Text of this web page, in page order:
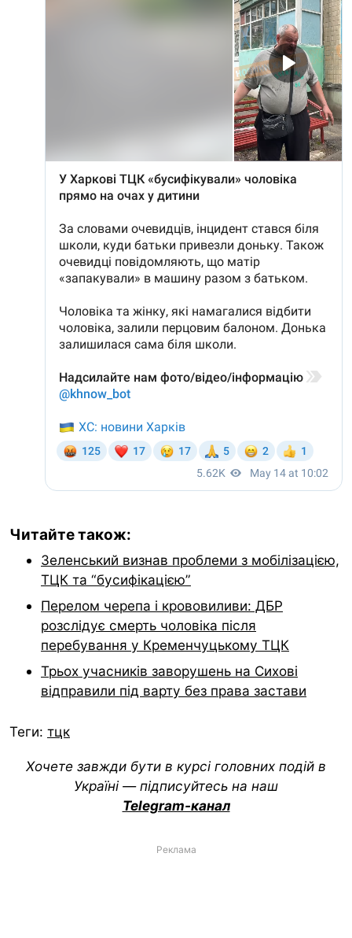
Читайте також:
Зеленський визнав проблеми з мобілізацією,
ТЦК та “бусифікацією”
Перелом черепа і крововиливи: ДБР
розслідує смерть чоловіка після
перебування у Кременчуцькому ТЦК
Трьох учасників заворушень на Сихові
відправили під варту без права застави
Теги: тцк
Хочете завжди бути в курсі головних подій в
Україні — підписуйтесь на наш
Telegram-канал
Реклама